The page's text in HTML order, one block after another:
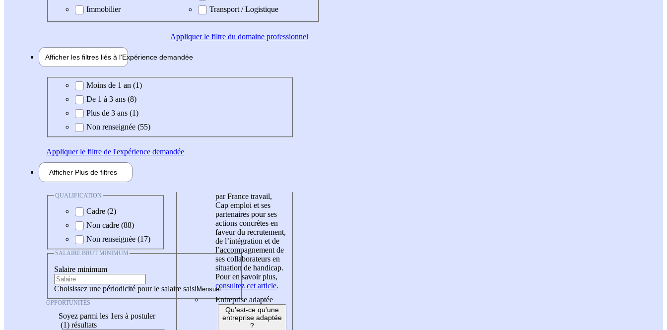
Immobilier
Transport / Logistique
Appliquerle filtre du domaine professionnel
Afficher les filtres liés à l'Expérience demandée
Expérience demandée
Moins de 1 an (1)
De 1 à 3 ans (8)
Plus de 3 ans (1)
Non renseignée (55)
Appliquerle filtre de l'expérience demandée
Afficher Plus de filtres
QUALIFICATION
Cadre (2)
Non cadre (88)
Non renseignée (17)
SALAIRE BRUT MINIMUM
Salaire minimum
Choisissez une périodicité pour le salaire saisi
OPPORTUNITÉS
Soyez parmi les 1ers à postuler
(1) résultats
par France travail,
Cap emploi et ses
partenaires pour ses
actions concrètes en
faveur du recrutement,
de l’intégration et de
l’accompagnement de
ses collaborateurs en
situation de handicap.
Pour en savoir plus,
consultez cet article.
Entreprise adaptée
Qu'est-ce qu'une
entreprise adaptée
?